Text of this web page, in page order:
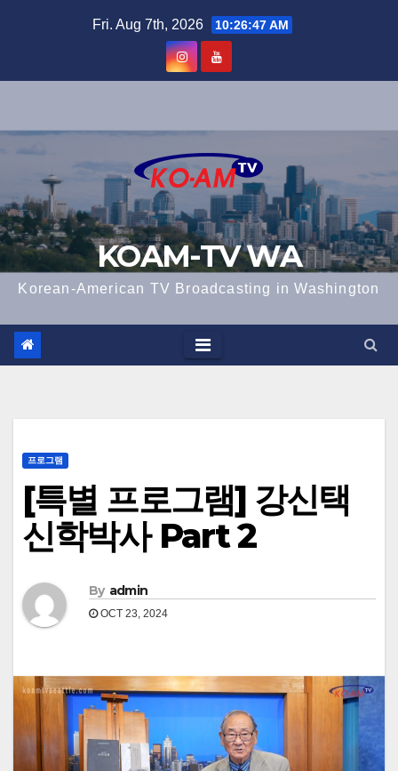
Fri. Aug 7th, 2026 10:26:47 AM
KOAM-TV WA
Korean-American TV Broadcasting in Washington
프로그램
[특별 프로그램] 강신택
신학박사 Part 2
By admin
OCT 23, 2024